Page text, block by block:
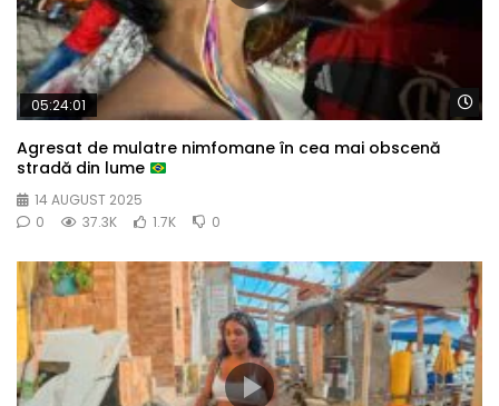
05:24:01
Agresat de mulatre nimfomane în cea mai obscenă
stradă din lume
14 AUGUST 2025
0
37.3K 1.7K 0